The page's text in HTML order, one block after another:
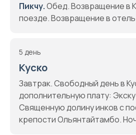
Пикчу.Oбед. Возвращение в
поезде. Возвращение в
5 день
Куско
Завтрак. Свободный день в
дополнительную плату:
Священную долину инков с
крепости Ольянтайтамбо.